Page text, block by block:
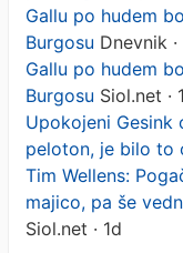
Gallu po hudem
Burgosu Dnevnik ·
Gallu po hudem
Burgosu Siol.net ·
Upokojeni Gesink
peloton, je bilo to
Tim Wellens:
majico, pa še
Siol.net · 1d